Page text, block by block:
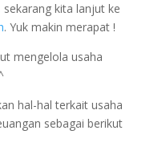
kita lanjut ke
. Yuk makin merapat !
mengelola usaha
hal-hal terkait usaha
sebagai berikut